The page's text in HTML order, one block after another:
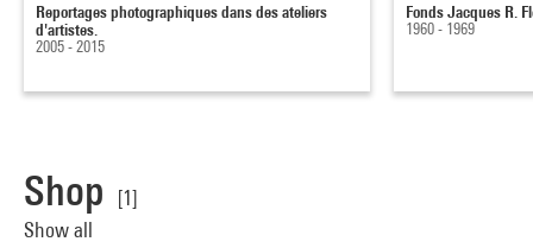
Reportages photographiques dans des ateliers
d'artistes.
2005 - 2015
Fonds Jacques R.
1960 - 1969
Shop
[1]
Show all